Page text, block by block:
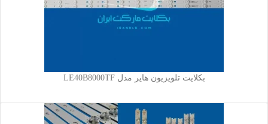
بکلایت تلویزیون هایر مدل LE40B8000TF